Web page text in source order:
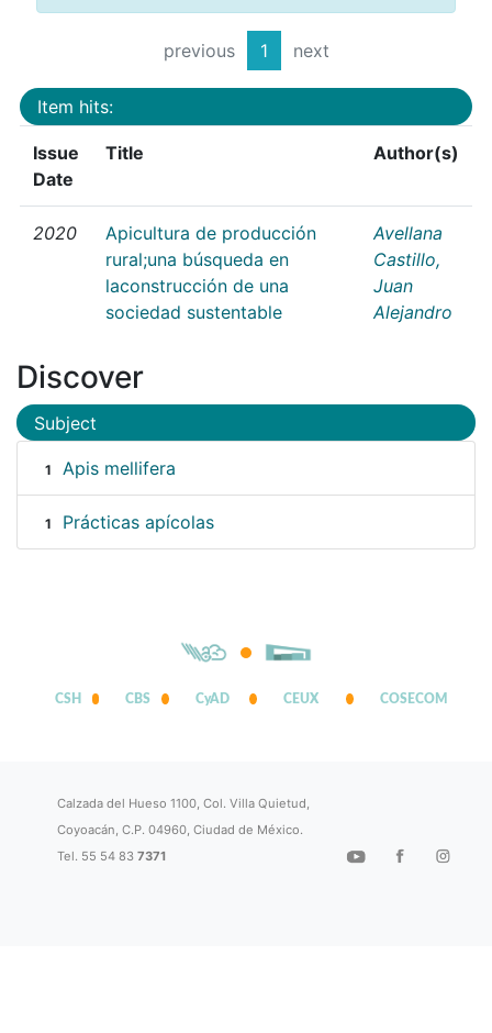
previous 1 next
Item hits:
Issue
Date
Title Author(s)
2020
Apicultura de producción
rural;una búsqueda en
laconstrucción de una
sociedad sustentable
Avellana
Castillo,
Juan
Alejandro
Discover
Subject
1 Apis mellifera
1 Prácticas apícolas
CSH CBS CyAD CEUX COSECOM
Calzada del Hueso 1100, Col. Villa Quietud,
Coyoacán, C.P. 04960, Ciudad de México.
Tel. 55 54 837371